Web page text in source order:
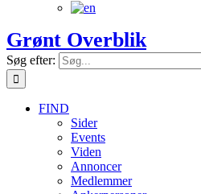
Grønt Overblik
Søg efter:
FIND
Sider
Events
Viden
Annoncer
Medlemmer